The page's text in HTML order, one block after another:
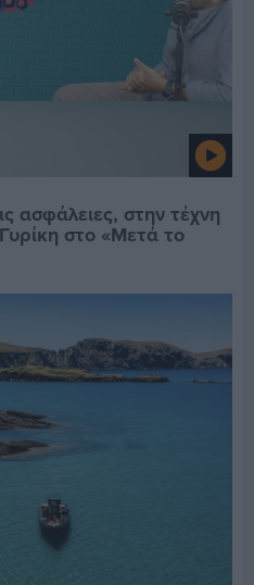
ασφάλειες, στην τέχνη
στο «Μετά το